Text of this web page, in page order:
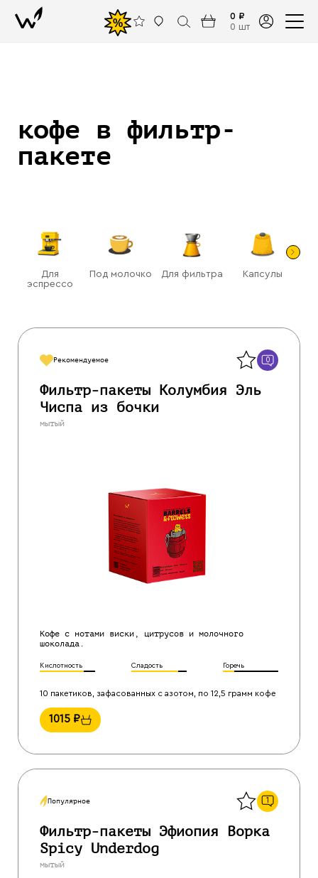
%
0 ₽
0 шт
кофе в фильтр-
пакете
Для
эспрессо
Под молочко Для фильтра Капсулы
Рекомендуемое 0
Фильтр-пакеты Колумбия Эль
Чиспа из бочки
мытый
Кофе с нотами виски, цитрусов и молочного
шоколада.
Кислотность Сладость Горечь
10 пакетиков, зафасованных с азотом, по 12,5 грамм кофе
1015 ₽
Популярное 1
Фильтр-пакеты Эфиопия Ворка
Spicy Underdog
мытый